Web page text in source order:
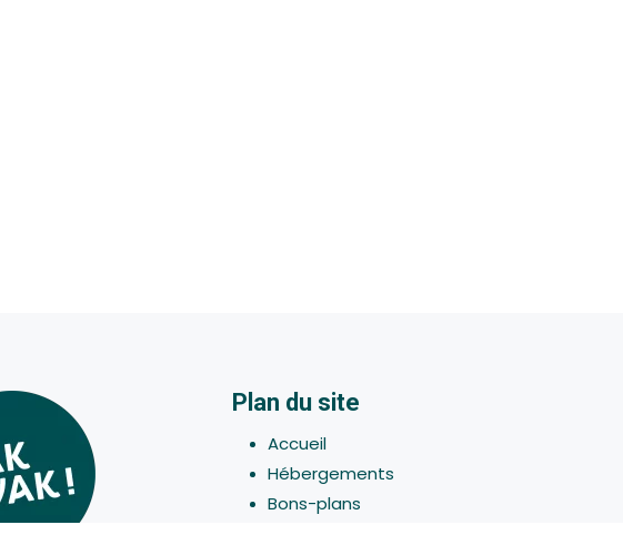
Plan du site
Accueil
Hébergements
Bons-plans